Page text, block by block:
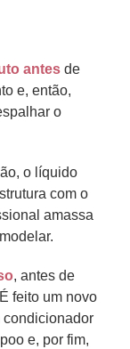
antes de
e, então,
o
o líquido
com o
amassa
, antes de
feito um novo
condicionador
e, por fim,